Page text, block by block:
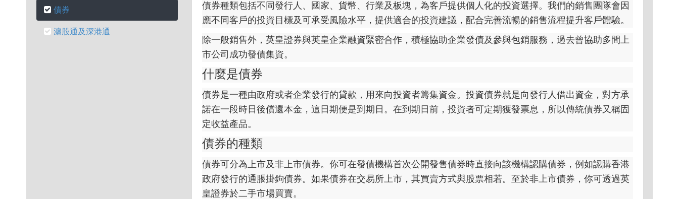
債券
滬股通及深港通
債券種類包括不同發行人、國家、貨幣、行業及板塊，為客戶提供個人化的投資選擇。我們的銷售團隊會因
應不同客戶的投資目標及可承受風險水平，提供適合的投資建議，配合完善流暢的銷售流程提升客戶體驗。
除一般銷售外，英皇證券與英皇企業融資緊密合作，積極協助企業發債及參與包銷服務，過去曾協助多間上
市公司成功發債集資。
什麼是債券
債券是一種由政府或者企業發行的貸款，用來向投資者籌集資金。投資債券就是向發行人借出資金，對方承
諾在一段時日後償還本金，這日期便是到期日。在到期日前，投資者可定期獲發票息，所以傳統債券又稱固
定收益產品。
債券的種類
債券可分為上市及非上市債券。你可在發債機構首次公開發售債券時直接向該機構認購債券，例如認購香港
政府發行的通脹掛鉤債券。如果債券在交易所上市，其買賣方式與股票相若。至於非上市債券，你可透過英
皇證券於二手市場買賣。